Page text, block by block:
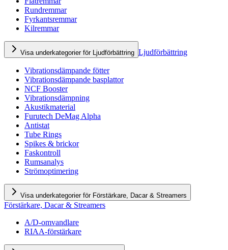
Rundremmar
Fyrkantsremmar
Kilremmar
Visa underkategorier för Ljudförbättring Ljudförbättring
Vibrationsdämpande fötter
Vibrationsdämpande basplattor
NCF Booster
Vibrationsdämpning
Akustikmaterial
Furutech DeMag Alpha
Antistat
Tube Rings
Spikes & brickor
Faskontroll
Rumsanalys
Strömoptimering
Visa underkategorier för Förstärkare, Dacar & Streamers
Förstärkare, Dacar & Streamers
A/D-omvandlare
RIAA-förstärkare